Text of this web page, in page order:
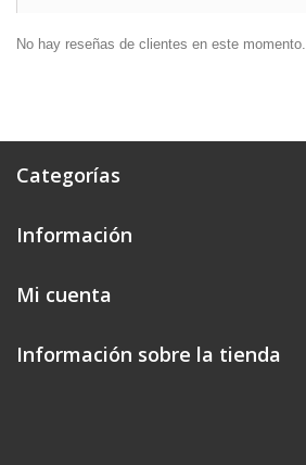
No hay reseñas de clientes en este momento.
Categorías
Información
Mi cuenta
Información sobre la tienda